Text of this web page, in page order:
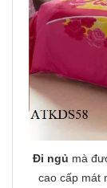
Đi ngủ mà
cao cấp mát